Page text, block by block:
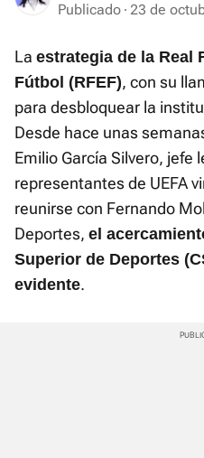
Publicado 23 de
La estrategia de la Real
Fútbol (RFEF), con su
para desbloquear la
Desde hace unas
Emilio García Silvero, jefe
representantes de UEFA
reunirse con Fernando
Deportes, el
Superior de Deportes
evidente.